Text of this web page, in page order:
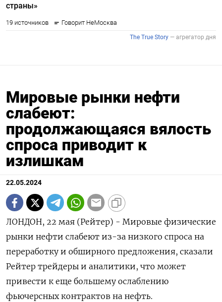
Мировые рынки нефти
слабеют:
продолжающаяся вялость
спроса приводит к
излишкам
22.05.2024
ЛОНДОН, 22 мая (Рейтер) - Мировые физические
рынки нефти слабеют из-за низкого спроса на
переработку и обширного предложения, сказали
Рейтер трейдеры и аналитики, что может
привести к еще большему ослаблению
фьючерсных контрактов на нефть.